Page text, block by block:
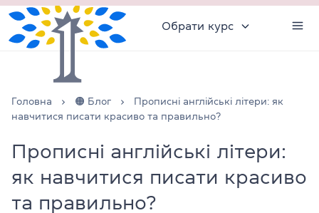
Обрати курс
Головна 🟠 Блог
Прописні англійські літери: як
навчитися писати красиво та правильно?
Прописні англійські літери:
як навчитися писати красиво
та правильно?